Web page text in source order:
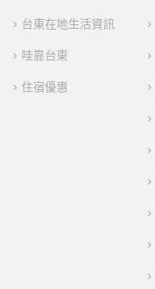
台東在地生活資訊
哇靠台東
住宿優惠